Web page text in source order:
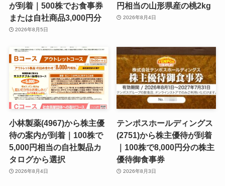
が到着｜500株でお食事券
または自社商品3,000円分
2026年8月5日
円相当の山形県産の桃2kg
2026年8月4日
小林製薬(4967)から株主優
待の案内が到着｜100株で
5,000円相当の自社製品カ
タログから選択
2026年8月4日
テンポスホールディングス
(2751)から株主優待が到着
｜100株で8,000円分の株主
優待御食事券
2026年8月3日